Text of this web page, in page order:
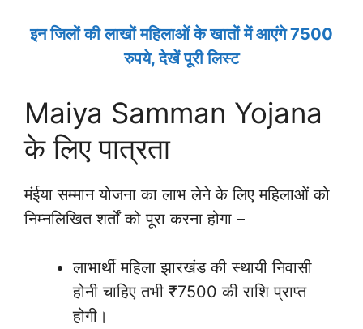
इन जिलों की लाखों महिलाओं के खातों में आएंगे 7500
रुपये, देखें पूरी लिस्ट
Maiya Samman Yojana
के लिए पात्रता
मंईया सम्मान योजना का लाभ लेने के लिए महिलाओं को
निम्नलिखित शर्तों को पूरा करना होगा –
लाभार्थी महिला झारखंड की स्थायी निवासी
होनी चाहिए तभी ₹7500 की राशि प्राप्त
होगी।